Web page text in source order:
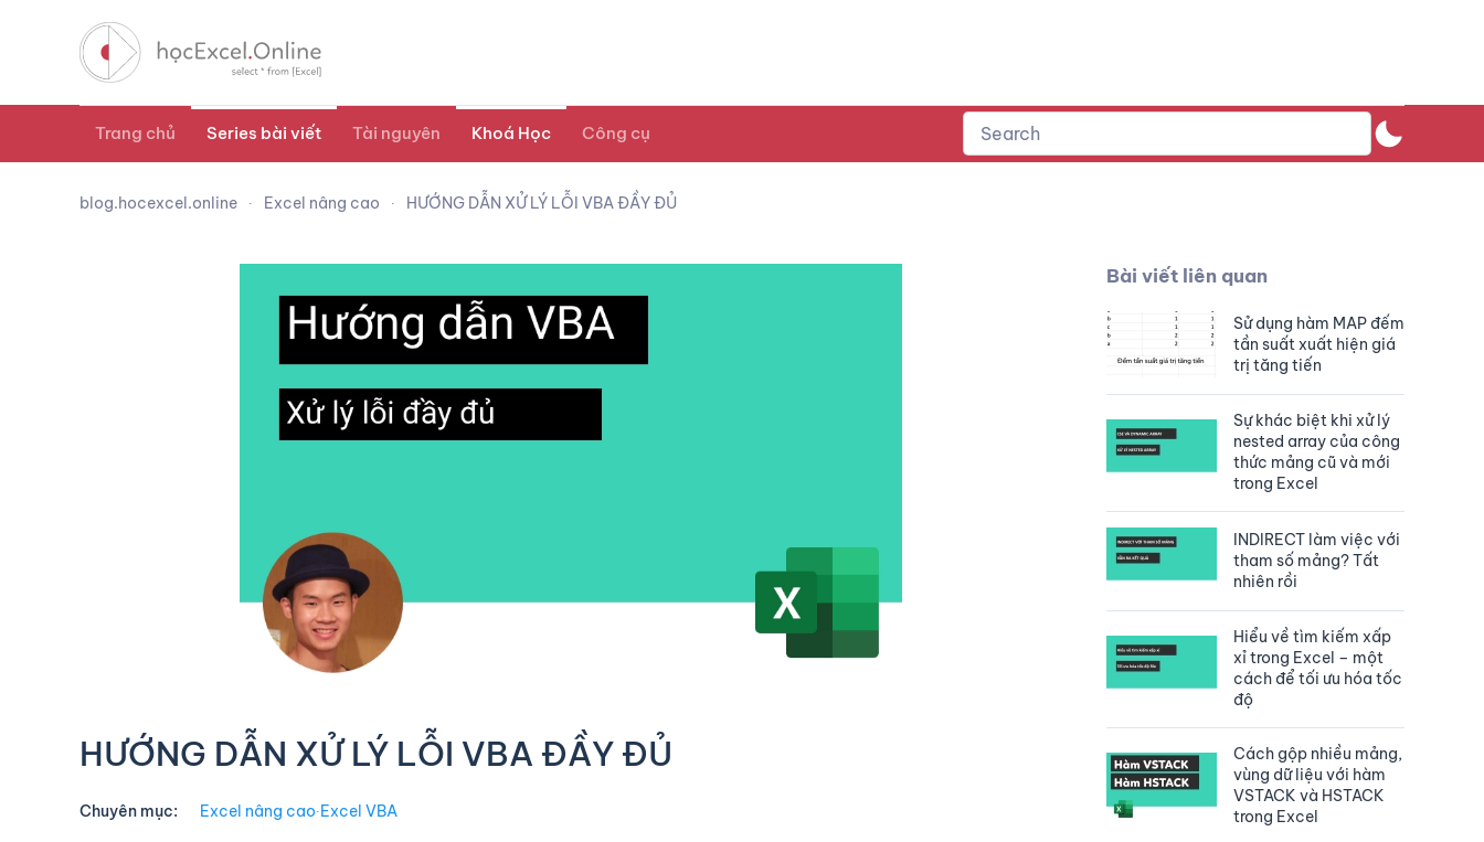
Trang chủ Series bài viết Tài nguyên Khoá Học Công cụ
blog.hocexcel.online Excel nâng cao HƯỚNG DẪN XỬ LÝ LỖI VBA ĐẦY ĐỦ
HƯỚNG DẪN XỬ LÝ LỖI VBA ĐẦY ĐỦ
Chuyên mục: Excel nâng cao∙Excel VBA
Bài viết liên quan
Sử dụng hàm MAP đếm
tần suất xuất hiện giá
trị tăng tiến
Sự khác biệt khi xử lý
nested array của công
thức mảng cũ và mới
trong Excel
INDIRECT làm việc với
tham số mảng? Tất
nhiên rồi
Hiểu về tìm kiếm xấp
xỉ trong Excel – một
cách để tối ưu hóa tốc
độ
Cách gộp nhiều mảng,
vùng dữ liệu với hàm
VSTACK và HSTACK
trong Excel